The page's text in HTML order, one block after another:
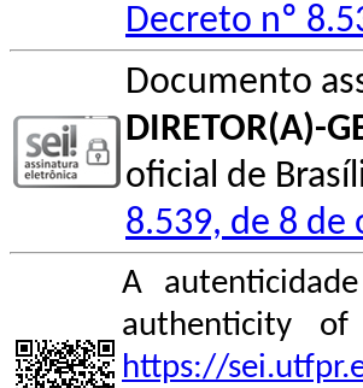
Decreto nº
Documento
DIRETOR(A)-
oficial de
8.539, de 8
A
authenticity
https://